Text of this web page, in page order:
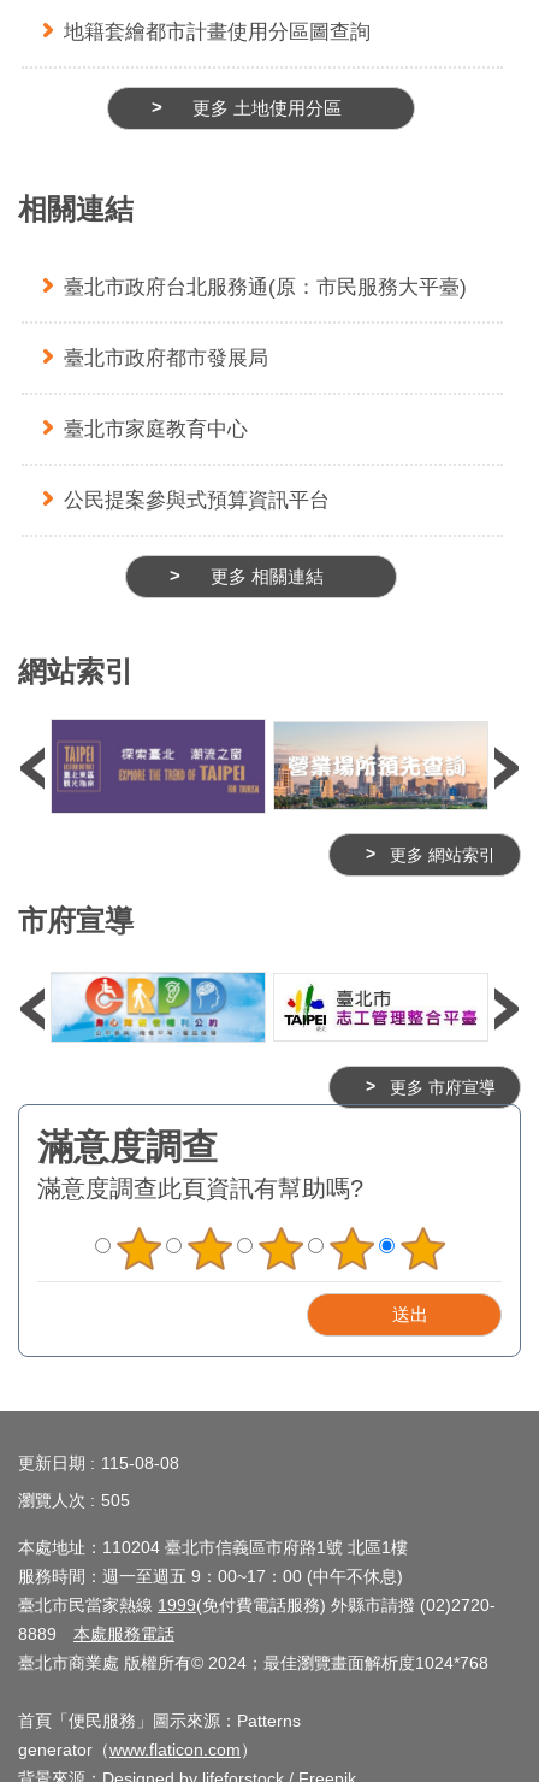
地籍套繪都市計畫使用分區圖查詢
更多 土地使用分區
相關連結
臺北市政府台北服務通(原：市民服務大平臺)
臺北市政府都市發展局
臺北市家庭教育中心
公民提案參與式預算資訊平台
更多 相關連結
網站索引
更多 網站索引
市府宣導
更多 市府宣導
滿意度調查此頁資訊有幫助嗎?
更新日期
115-08-08
瀏覽人次
505
本處地址：110204 臺北市信義區市府路1號 北區1樓
服務時間：週一至週五 9：00~17：00 (中午不休息)
臺北市民當家熱線 1999(免付費電話服務) 外縣市請撥 (02)2720-
8889 本處服務電話
臺北市商業處 版權所有© 2024；最佳瀏覽畫面解析度1024*768
首頁「便民服務」圖示來源：Patterns
generator（www.flaticon.com）